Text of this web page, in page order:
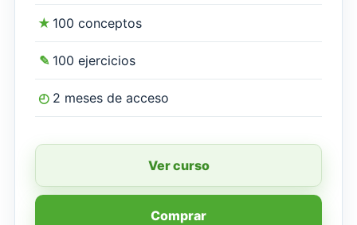
★ 100 conceptos
✎ 100 ejercicios
◴ 2 meses de acceso
Ver curso
Comprar